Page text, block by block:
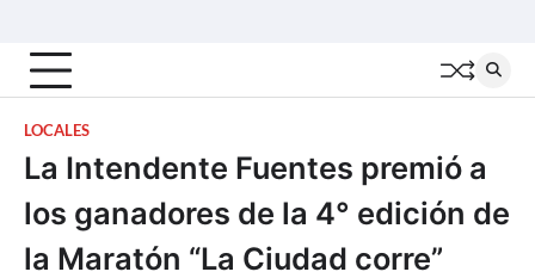
content
LOCALES
La Intendente Fuentes premió a
los ganadores de la 4° edición de
la Maratón “La Ciudad corre”